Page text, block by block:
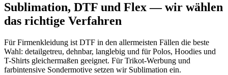
Sublimation, DTF und Flex — wir wählen
das richtige Verfahren
Für Firmenkleidung ist DTF in den allermeisten Fällen die beste
Wahl: detailgetreu, dehnbar, langlebig und für Polos, Hoodies und
T-Shirts gleichermaßen geeignet. Für Trikot-Werbung und
farbintensive Sondermotive setzen wir Sublimation ein.